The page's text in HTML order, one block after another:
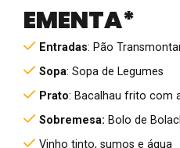
EMENTA*
Entradas: Pão
Sopa: Sopa de Legumes
Prato: Bacalhau frito com
Sobremesa: Bolo de
Vinho tinto, sumos e água